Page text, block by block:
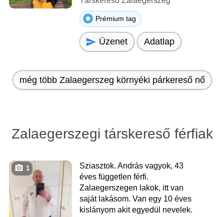
Prémium tag
Üzenet Adatlap
még több Zalaegerszeg környéki párkereső nő
Zalaegerszegi társkereső férfiak
1
Sziasztok. András vagyok, 43
éves független férfi.
Zalaegerszegen lakok, itt van
saját lakásom. Van egy 10 éves
kislányom akit egyedül nevelek.